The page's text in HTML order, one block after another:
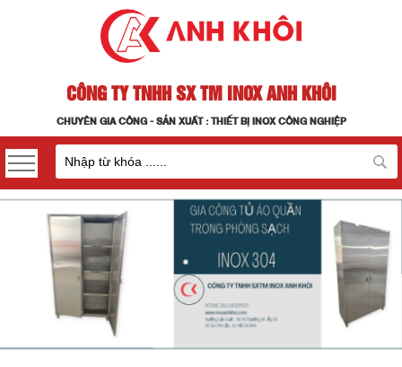
CÔNG TY TNHH SX TM INOX ANH KHÔI
CHUYÊN GIA CÔNG - SẢN XUẤT : THIẾT BỊ INOX CÔNG NGHIỆP